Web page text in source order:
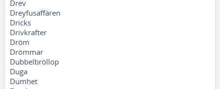
Drev
Dreyfusaffären
Dricks
Drivkrafter
Dröm
Drömmar
Dubbelbröllop
Duga
Dumhet